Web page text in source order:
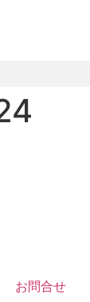
お問合せ